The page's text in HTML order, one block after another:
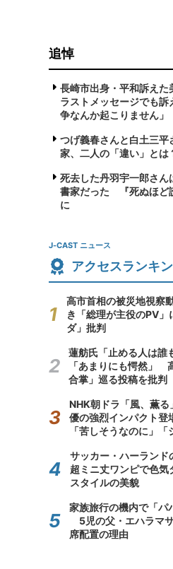
追悼
長崎市出身・平和訴え
ラストメッセージでも
争なんか起こりません」
つげ義春さんと白土三
家、二人の「違い」とは
死去した丹羽宇一郎さん
書家だった 『死ぬほど
に
J-CAST ニュース
アクセスランキ
高市首相の被災地視
き「総理が主役のPV
ダ」批判
蓮舫氏「止める人は誰
「あまりにも愕然」
合掌」巡る投稿を批判
NHK朝ドラ「風、薫
優の強烈インパクト
「苦しそうなのに」「
サッカー・ハーランド
超ミニ丈ワンピで色
スタイルの美貌
家族旅行の機内で「パ
5児の父・エハラマ
席配置の理由